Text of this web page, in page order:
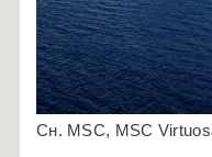
Сн. MSC, MSC